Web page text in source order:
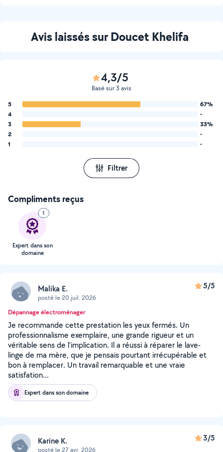
Avis laissés sur Doucet Khelifa
4,3/5
Basé sur 3 avis
5
67%
4
-
3
33%
2
-
1
-
Filtrer
Compliments reçus
1
Expert dans son
domaine
Malika E.
posté le 20 juil. 2026
5/5
Dépannage électroménager
Je recommande cette prestation les yeux fermés. Un
professionnalisme exemplaire, une grande rigueur et un
véritable sens de l’implication. Il a réussi à réparer le lave-
linge de ma mère, que je pensais pourtant irrécupérable et
bon à remplacer. Un travail remarquable et une vraie
satisfation...
Expert dans son domaine
Karine K.
posté le 27 avr. 2026
3/5